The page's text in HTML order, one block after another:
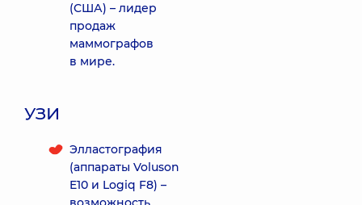
(США) – лидер
продаж
маммографов
в мире.
УЗИ
Элластография
(аппараты Voluson
E10 и Logiq F8) –